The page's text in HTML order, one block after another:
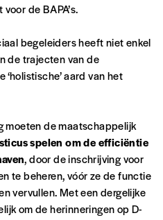
de BAPA’s.
begeleiders heeft niet enkel
de trajecten van de
aard van het
moeten de maatschappelijk
spelen om de efficiëntie
, door de inschrijving voor
te beheren, vóór ze de functie
vervullen. Met een dergelijke
om de herinneringen op D-